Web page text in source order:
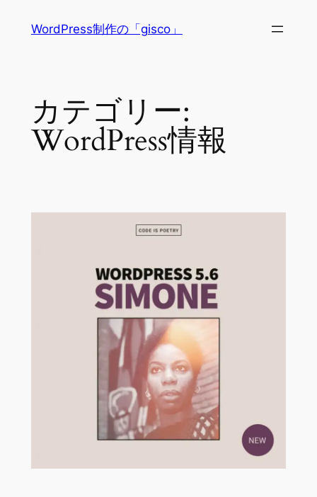
WordPress制作の「gisco」
カテゴリー:
WordPress情報